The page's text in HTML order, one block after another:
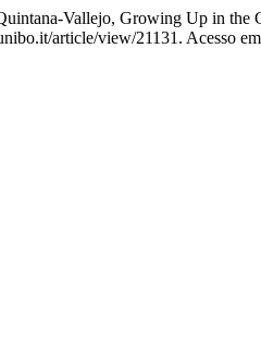
Vallejo, Growing Up in the
article/view/21131. Acesso